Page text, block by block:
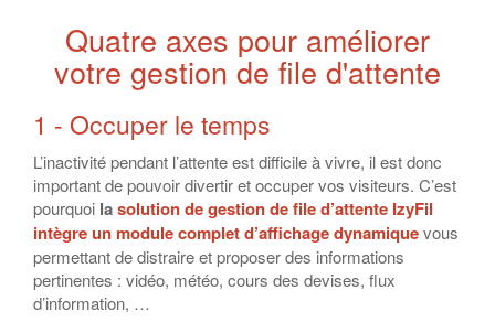
Quatre axes pour améliorer
votre gestion de file d'attente
1 - Occuper le temps
L’inactivité pendant l’attente est difficile à vivre, il est donc
important de pouvoir divertir et occuper vos visiteurs. C’est
pourquoi lasolution de gestion de file d’attente IzyFil
intègreun module complet d’affichage dynamiquevous
permettant de distraire et proposer des informations
pertinentes : vidéo, météo, cours des devises, flux
d’information, …